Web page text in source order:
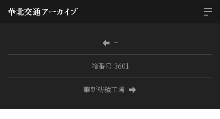
−
箱番号 3601
華新紡績工場